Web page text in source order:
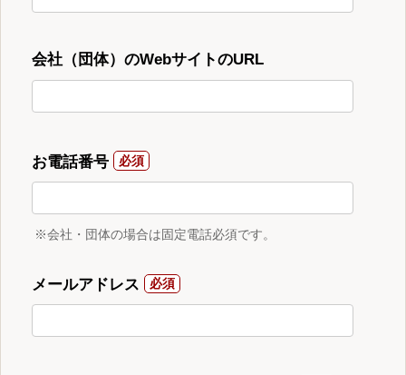
会社（団体）のWebサイトのURL
お電話番号
※会社・団体の場合は固定電話必須です。
メールアドレス